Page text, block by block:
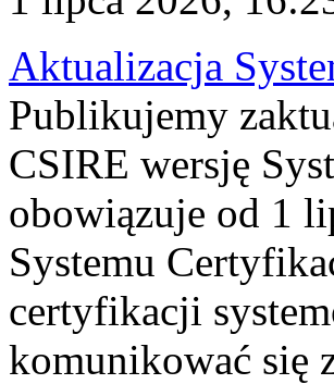
Aktualizacja
Publikujemy
CSIRE wersję
obowiązuje od 1
Systemu
certyfikacji
komunikować się